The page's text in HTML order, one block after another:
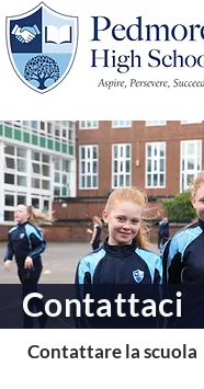
Contattaci
Contattare la scuola